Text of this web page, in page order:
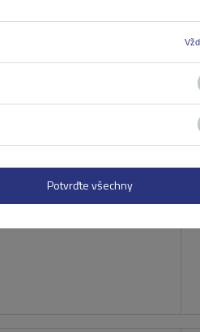
AERO pro tradiční střešní
Potvrďte všechny